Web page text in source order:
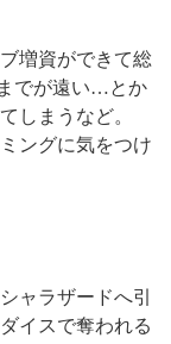
増資ができて総
でが遠い…とか
しまうなど。
ングに気をつけ
ャラザードへ引
イスで奪われる